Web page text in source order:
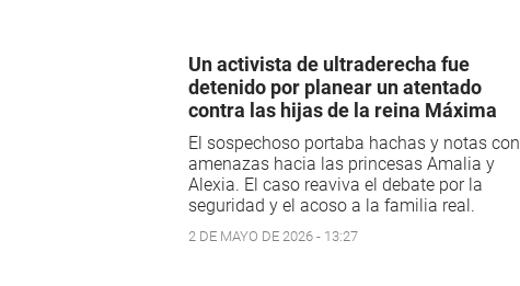
Un activista de ultraderecha fue
detenido por planear un atentado
contra las hijas de la reina Máxima
El sospechoso portaba hachas y notas con
amenazas hacia las princesas Amalia y
Alexia. El caso reaviva el debate por la
seguridad y el acoso a la familia real.
2 DE MAYO DE 2026 - 13:27